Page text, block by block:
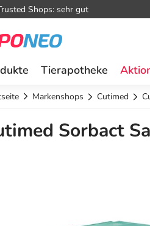
Shops: sehr gut
Tierapotheke
Markenshops Cutimed
Sorbact